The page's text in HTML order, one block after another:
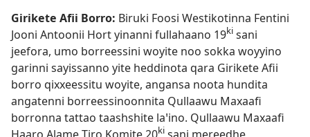
Girikete Afii Borro: Biruki Foosi Westikotinna Fentini
Jooni Antoonii Hort yinanni fullahaano 19ki sani
jeefora, umo borreessini woyite noo sokka woyyino
garinni sayissanno yite heddinota qara Girikete Afii
borro qixxeessitu woyite, angansa noota hundita
angatenni borreessinoonnita Qullaawu Maxaafi
borronna tattao taashshite laꞌino. Qullaawu Maxaafi
ki